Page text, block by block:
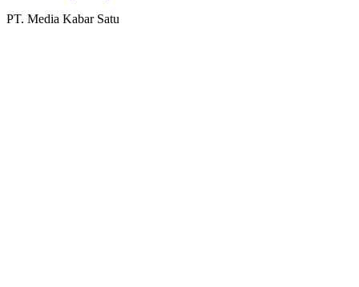
PT. Media Kabar Satu